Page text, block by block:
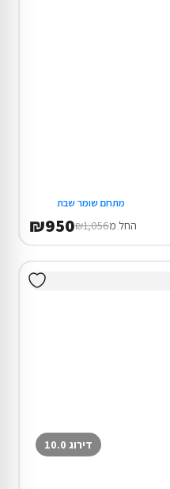
מתחם שומר שבת
החל מ₪1,056
₪950
דירוג 10.0